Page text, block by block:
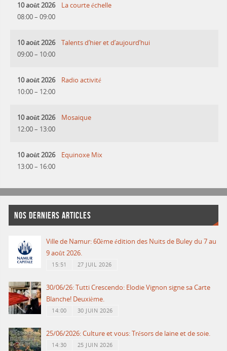
10 août 2026
08:00– 09:00
La courte échelle
10 août 2026
09:00– 10:00
Talents d’hier et d’aujourd’hui
10 août 2026
10:00– 12:00
Radio activité
10 août 2026
12:00– 13:00
Mosaique
10 août 2026
13:00– 16:00
Equinoxe Mix
NOS DERNIERS ARTICLES
Ville de Namur: 60ème édition des Nuits de Buley du 7 au
9 août 2026.
15:51 27 JUIL 2026
30/06/26: Tutti Crescendo: Elodie Vignon signe sa Carte
Blanche! Deuxième.
14:00 30 JUIN 2026
25/06/2026: Culture et vous: Trésors de laine et de soie.
14:30 25 JUIN 2026